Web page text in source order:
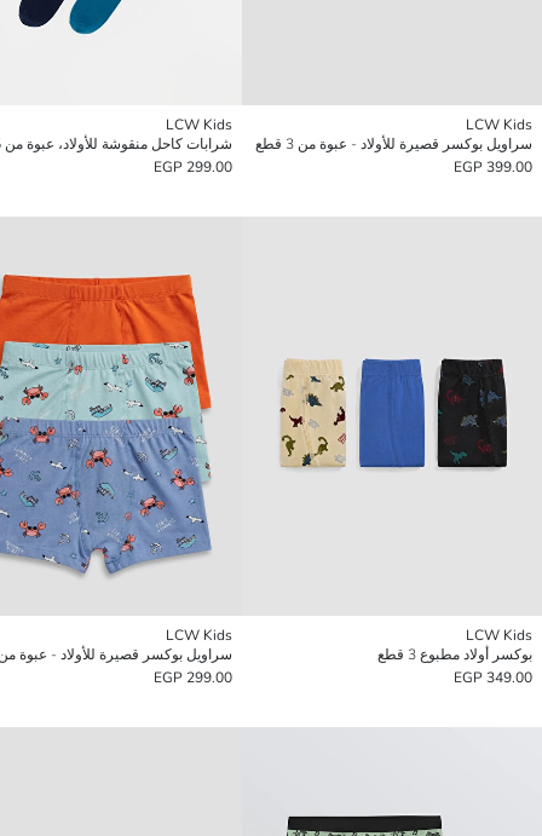
LCW Kids
سراويل بوكسر قصيرة للأولاد - عبوة من 3 قطع
399.00 EGP
LCW Kids
شرابات كاحل منقوشة للأولاد، عبوة من 5 قطع
299.00 EGP
LCW Kids
بوكسر أولاد مطبوع 3 قطع
349.00 EGP
LCW Kids
سراويل بوكسر قصيرة للأولاد - عبوة من 3
299.00 EGP